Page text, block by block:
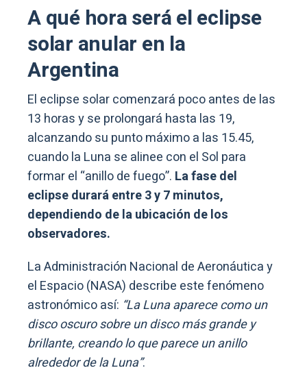
A qué hora será el eclipse
solar anular en la
Argentina
El eclipse solar comenzará poco antes de las
13 horas y se prolongará hasta las 19,
alcanzando su punto máximo a las 15.45,
cuando la Luna se alinee con el Sol para
formar el “anillo de fuego”. La fase del
eclipse durará entre 3 y 7 minutos,
dependiendo de la ubicación de los
observadores.
La Administración Nacional de Aeronáutica y
el Espacio (NASA) describe este fenómeno
astronómico así: “La Luna aparece como un
disco oscuro sobre un disco más grande y
brillante, creando lo que parece un anillo
alrededor de la Luna”.